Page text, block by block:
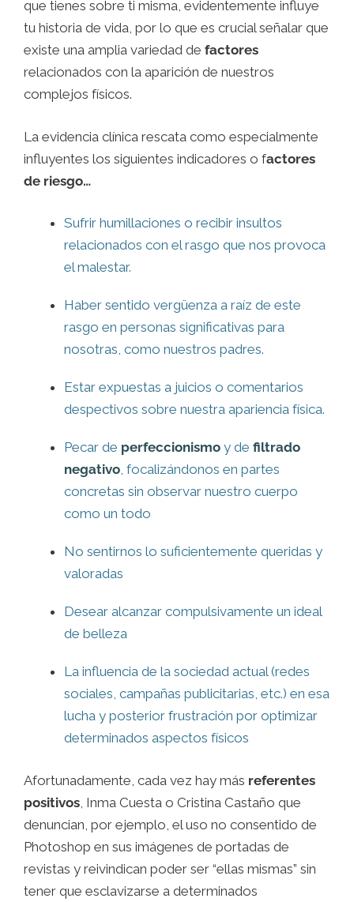
que tienes sobre ti misma, evidentemente influye
tu historia de vida, por lo que es crucial señalar que
existe una amplia variedad de factores
relacionados con la aparición de nuestros
complejos físicos.
La evidencia clínica rescata como especialmente
influyentes los siguientes indicadores o factores
de riesgo…
Sufrir humillaciones o recibir insultos
relacionados con el rasgo que nos provoca
el malestar.
Haber sentido vergüenza a raíz de este
rasgo en personas significativas para
nosotras, como nuestros padres.
Estar expuestas a juicios o comentarios
despectivos sobre nuestra apariencia física.
Pecar de perfeccionismo y de filtrado
negativo, focalizándonos en partes
concretas sin observar nuestro cuerpo
como un todo
No sentirnos lo suficientemente queridas y
valoradas
Desear alcanzar compulsivamente un ideal
de belleza
La influencia de la sociedad actual (redes
sociales, campañas publicitarias, etc.) en esa
lucha y posterior frustración por optimizar
determinados aspectos físicos
Afortunadamente, cada vez hay más referentes
positivos , Inma Cuesta o Cristina Castaño que
denuncian, por ejemplo, el uso no consentido de
Photoshop en sus imágenes de portadas de
revistas y reivindican poder ser “ellas mismas” sin
tener que esclavizarse a determinados